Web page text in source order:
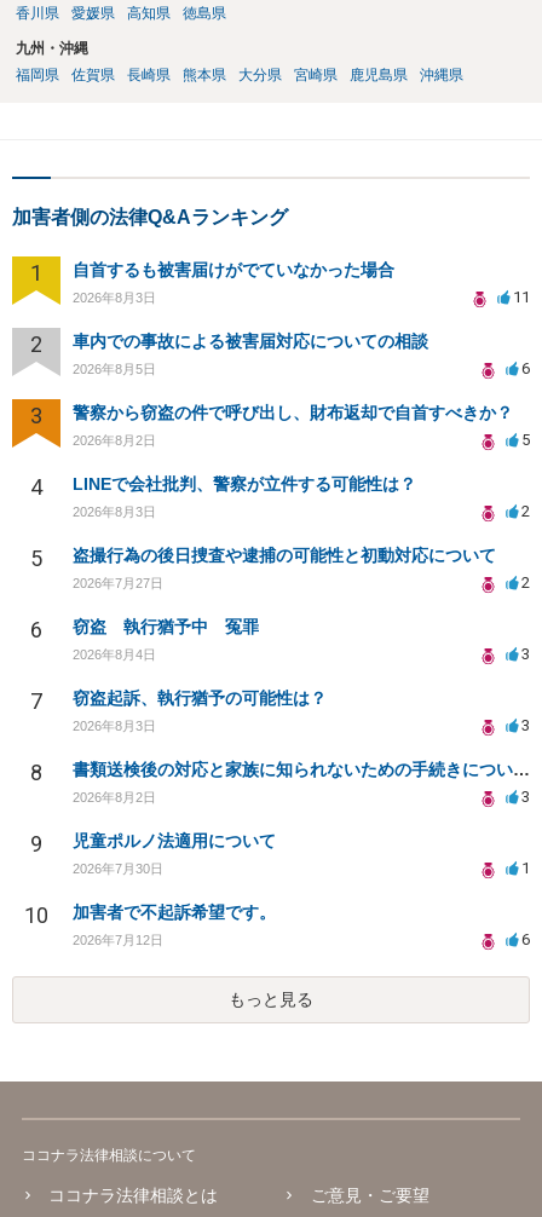
香川県
愛媛県 高知県 徳島県
九州・沖縄
福岡県
佐賀県 長崎県 熊本県 大分県 宮崎県 鹿児島県 沖縄県
加害者側の法律Q&Aランキング
1 自首するも被害届けがでていなかった場合
2026年8月3日 11
2 車内での事故による被害届対応についての相談
2026年8月5日 6
3 警察から窃盗の件で呼び出し、財布返却で自首すべきか？
2026年8月2日 5
4 LINEで会社批判、警察が立件する可能性は？
2026年8月3日 2
5 盗撮行為の後日捜査や逮捕の可能性と初動対応について
2026年7月27日 2
6 窃盗 執行猶予中 冤罪
2026年8月4日 3
7 窃盗起訴、執行猶予の可能性は？
2026年8月3日 3
8 書類送検後の対応と家族に知られないための手続きについて相談
2026年8月2日 3
9 児童ポルノ法適用について
2026年7月30日 1
10 加害者で不起訴希望です。
2026年7月12日 6
もっと見る
ココナラ法律相談について
ココナラ法律相談とは
ご意見・ご要望